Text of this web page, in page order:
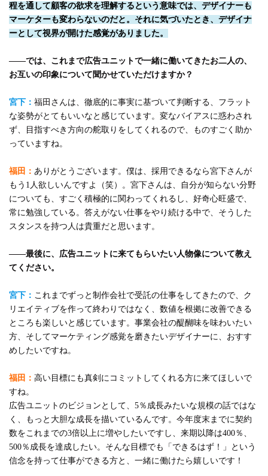
程を通して顧客の欲求を理解するという意味では、デザイナーも
マーケターも変わらないのだと。それに気づいたとき、デザイナ
ーとして視界が開けた感覚がありました。
――では、これまで広告ユニットで一緒に働いてきたお二人の、
お互いの印象について聞かせていただけますか？
宮下： 福田さんは、徹底的に事実に基づいて判断する、フラット
な姿勢がとてもいいなと感じています。変なバイアスに惑わされ
ず、目指すべき方向の舵取りをしてくれるので、ものすごく助か
っていますね。
福田： ありがとうございます。僕は、採用できるなら宮下さんが
もう1人欲しいんですよ（笑）。宮下さんは、自分が知らない分野
についても、すごく積極的に関わってくれるし、好奇心旺盛で、
常に勉強している。答えがない仕事をやり続ける中で、そうした
スタンスを持つ人は貴重だと思います。
――最後に、広告ユニットに来てもらいたい人物像について教え
てください。
宮下： これまでずっと制作会社で受託の仕事をしてきたので、ク
リエイティブを作って終わりではなく、数値を根拠に改善できる
ところも楽しいと感じています。事業会社の醍醐味を味わいたい
方、そしてマーケティング感覚を磨きたいデザイナーに、おすす
めしたいですね。
福田： 高い目標にも真剣にコミットしてくれる方に来てほしいで
すね。
広告ユニットのビジョンとして、5％成長みたいな規模の話ではな
く、もっと大胆な成長を描いているんです。今年度末までに契約
数をこれまでの3倍以上に増やしたいですし、来期以降は400％、
500％成長を達成したい。そんな目標でも「できるはず！」という
信念を持って仕事ができる方と、一緒に働けたら嬉しいです！